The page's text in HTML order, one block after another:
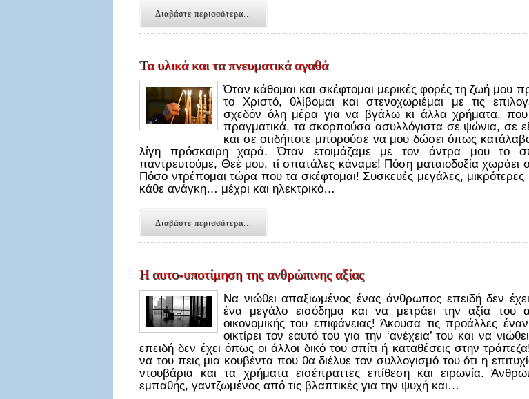
Διαβάστε περισσότερα...
Τα υλικά και τα πνευματικά αγαθά
Όταν κάθομαι και σκέφτομαι μερικές φορές τη ζωή μου
το Χριστό, θλίβομαι και στενοχωριέμαι με τις
σχεδόν όλη μέρα για να βγάλω κι άλλα χρήματα, που
πραγματικά, τα σκορπούσα ασυλλόγιστα σε ψώνια, σε
και σε οτιδήποτε μπορούσε να μου δώσει όπως
λίγη πρόσκαιρη χαρά. Όταν ετοιμάζαμε με τον άντρα μου το
παντρευτούμε, Θεέ μου, τί σπατάλες κάναμε! Πόση ματαιοδοξία
Πόσο ντρέπομαι τώρα που τα σκέφτομαι! Συσκευές μεγάλες, μικρότερες
κάθε ανάγκη… μέχρι και ηλεκτρικό…
Διαβάστε περισσότερα...
Η αυτο-υποτίμηση της ανθρώπινης αξίας
Να νιώθει απαξιωμένος ένας άνθρωπος επειδή δεν
ένα μεγάλο εισόδημα και να μετράει την αξία του
οικονομικής του επιφάνειας! Άκουσα τις προάλλες
οικτίρει τον εαυτό του για την ‘ανέχεια’ του και να
επειδή δεν έχει όπως οι άλλοι δικό του σπίτι ή καταθέσεις στην
να του πεις μια κουβέντα που θα διέλυε τον συλλογισμό του ότι η
ντουβάρια και τα χρήματα εισέπραττες επίθεση και ειρωνία.
εμπαθής, γαντζωμένος από τις βλαπτικές για την ψυχή και…